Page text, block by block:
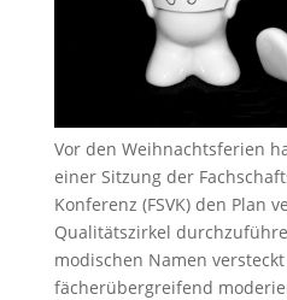
Vor den Weihnachtsferien
einer Sitzung der
Konferenz (FSVK) den Plan
Qualitätszirkel
modischen Namen
fächerübergreifend